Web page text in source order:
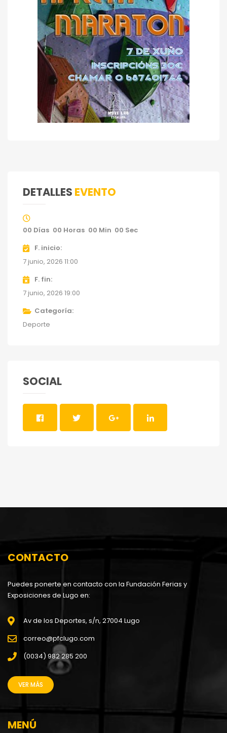
DETALLES EVENTO
00 Días 00 Horas 00 Min 00 Sec
F. inicio
7 junio, 2026 11:00
F. fin
7 junio, 2026 19:00
Categoría
Deporte
SOCIAL
CONTACTO
Puedes ponerte en contacto con la Fundación Ferias y
Exposiciones de Lugo en:
Av de los Deportes, s/n, 27004 Lugo
correo@pfclugo.com
(0034) 982 285 200
VER MÁS
MENÚ